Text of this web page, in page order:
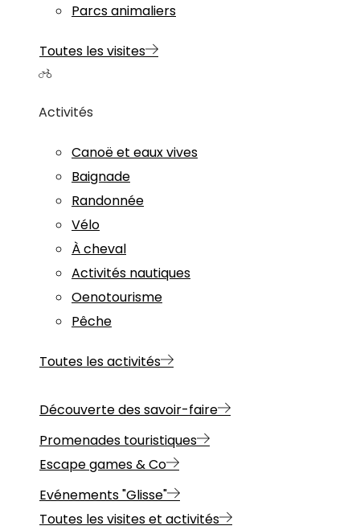
Parcs animaliers
Toutes les visites
Activités
Canoë et eaux vives
Baignade
Randonnée
Vélo
À cheval
Activités nautiques
Oenotourisme
Pêche
Toutes les activités
Découverte des savoir-faire
Promenades touristiques
Escape games & Co
Evénements "Glisse"
Toutes les visites et activités